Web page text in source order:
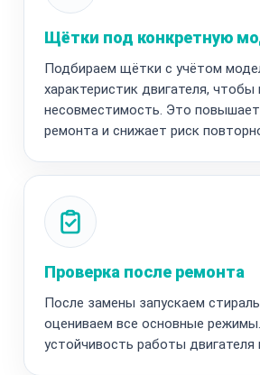
Щётки под конкретную
Подбираем щётки с учётом
характеристик двигателя,
несовместимость. Это повышает
ремонта и снижает риск
Проверка после ремонта
После замены запускаем
оцениваем все основные
устойчивость работы двигателя